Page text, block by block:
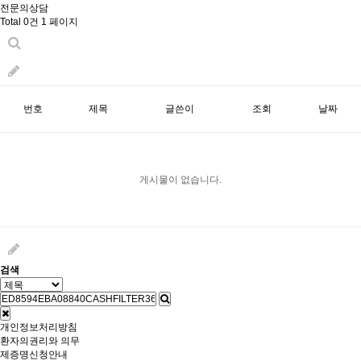
전문의상담
Total 0건 1 페이지
번호 제목 글쓴이 조회 날짜
게시물이 없습니다.
검색
개인정보처리방침
환자의권리와 의무
제증명신청안내